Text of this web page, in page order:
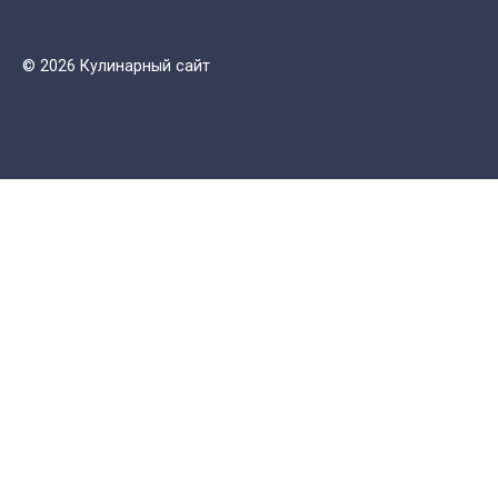
© 2026 Кулинарный сайт